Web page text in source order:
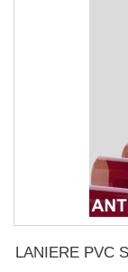
LANIERE PVC